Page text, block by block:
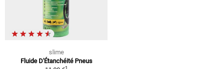
slime
Fluide D'Étanchéité Pneus